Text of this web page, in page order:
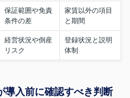
保証範囲や免責
条件の差
家賃以外の項目
と期間
経営状況や倒産
リスク
登録状況と説明
体制
導入前に確認すべき判断